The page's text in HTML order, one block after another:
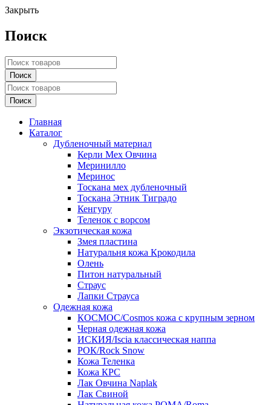
Закрыть
Поиск
Главная
Каталог
Дубленочный материал
Керли Мех Овчина
Меринилло
Меринос
Тоскана мех дубленочный
Тоскана Этник Тиградо
Кенгуру
Теленок с ворсом
Экзотическая кожа
Змея пластина
Натуральня кожа Крокодила
Олень
Питон натуральный
Страус
Лапки Страуса
Одежная кожа
КОСМОС/Cosmos кожа с крупным зерном
Черная одежная кожа
ИСКИЯ/Iscia классическая наппа
РОК/Rock Snow
Кожа Теленка
Кожа КРС
Лак Овчина Naplak
Лак Свиной